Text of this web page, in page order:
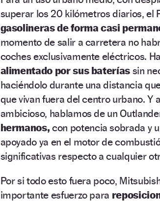
superar los 20 kilómetros diarios, el
gasolineras de forma casi
momento de salir a carretera no
coches exclusivamente eléctricos.
alimentado por sus baterías sin
haciéndolo durante una distancia
que vivan fuera del centro urbano. Y
ambicioso, hablamos de un
hermanos, con potencia sobrada y
apoyado ya en el motor de
significativas respecto a cualquier
Por si todo esto fuera poco,
importante esfuerzo para